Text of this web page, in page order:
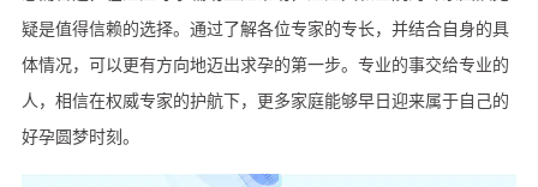
疑是值得信赖的选择。通过了解各位专家的专长，并结合自身的具
体情况，可以更有方向地迈出求孕的第一步。专业的事交给专业的
人，相信在权威专家的护航下，更多家庭能够早日迎来属于自己的
好孕圆梦时刻。